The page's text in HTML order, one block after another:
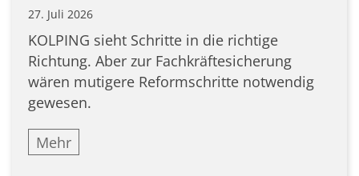
27. Juli 2026
KOLPING sieht Schritte in die richtige
Richtung. Aber zur Fachkräftesicherung
wären mutigere Reformschritte notwendig
gewesen.
Mehr